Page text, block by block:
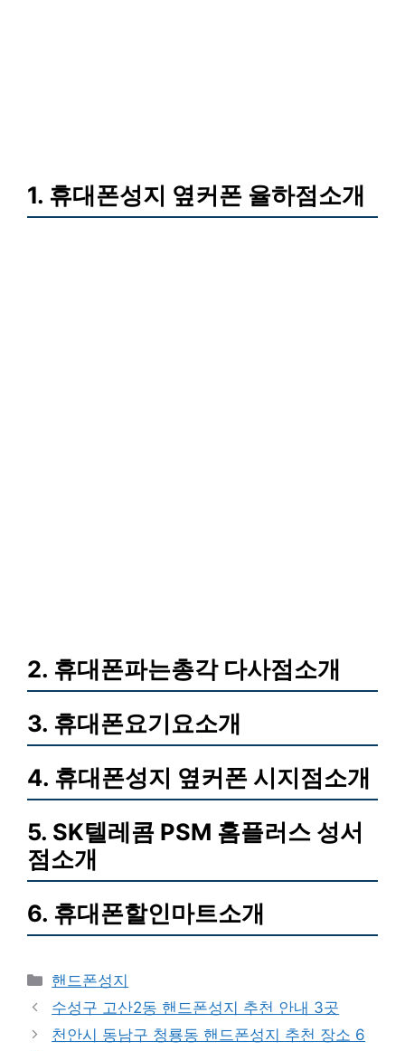
1. 휴대폰성지 옆커폰 율하점소개
2. 휴대폰파는총각 다사점소개
3. 휴대폰요기요소개
4. 휴대폰성지 옆커폰 시지점소개
5. SK텔레콤 PSM 홈플러스 성서
점소개
6. 휴대폰할인마트소개
Categories
핸드폰성지
수성구 고산2동 핸드폰성지 추천 안내 3곳
천안시 동남구 청룡동 핸드폰성지 추천 장소 6